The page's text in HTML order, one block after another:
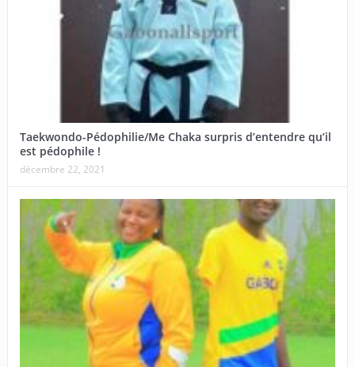
Taekwondo-Pédophilie/Me Chaka surpris d’entendre qu’il
est pédophile !
décembre 22, 2021